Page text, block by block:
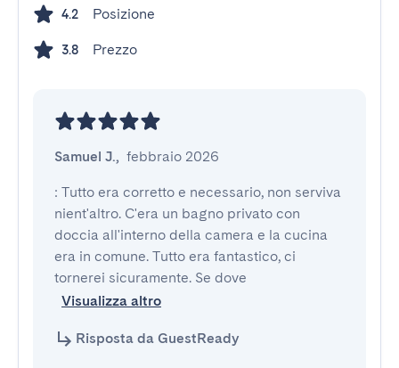
4.2 Posizione
3.8 Prezzo
Samuel J., febbraio 2026
: Tutto era corretto e necessario, non serviva
nient'altro. C'era un bagno privato con
doccia all'interno della camera e la cucina
era in comune. Tutto era fantastico, ci
tornerei sicuramente. Se dove
Visualizza altro
Risposta da GuestReady